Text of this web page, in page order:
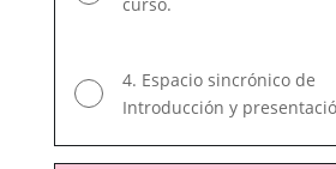
curso.
4. Espacio sincrónico de
Introducción y